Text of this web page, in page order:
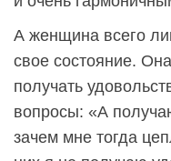
А женщина всего
свое состояние.
получать
вопросы: «А
зачем мне тогда